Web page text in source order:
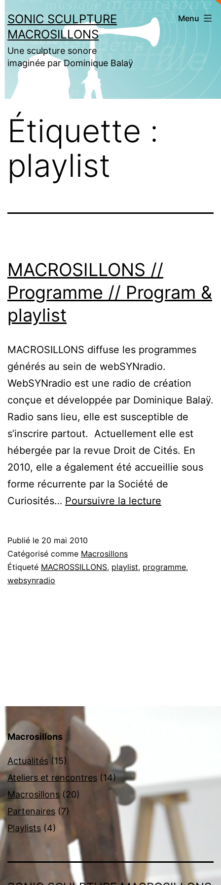
au
contenu
SONIC SCULPTURE
MACROSILLONS
Une sculpture sonore
imaginée par Dominique Balaÿ
Menu
Étiquette :
playlist
MACROSILLONS //
Programme // Program &
playlist
MACROSILLONS diffuse les programmes
générés au sein de webSYNradio.
WebSYNradio est une radio de création
conçue et développée par Dominique Balaÿ.
Radio sans lieu, elle est susceptible de
s’inscrire partout. Actuellement elle est
hébergée par la revue Droit de Cités. En
2010, elle a également été accueillie sous
forme récurrente par la Société de
Curiosités… Poursuivre la lecture
Program
Publié le 20 mai 2010
Catégorisé comme Macrosillons
Étiqueté MACROSSILLONS, playlist, programme,
websynradio
Macrosillons
Actualités(15)
Ateliers et rencontres (14)
Macrosillons (20)
Partenaires (7)
Playlists (4)